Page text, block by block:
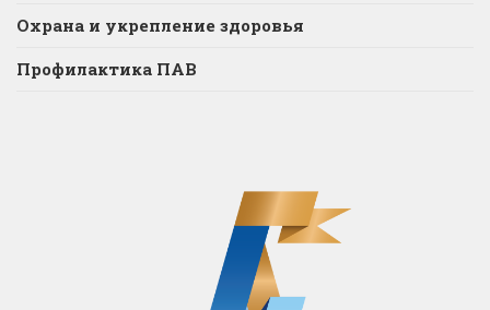
Охрана и укрепление здоровья
Профилактика ПАВ